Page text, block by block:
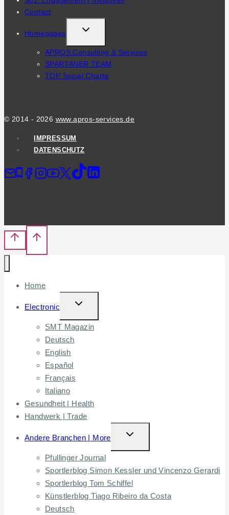
Contact
Homepages
TOGGLE
CHILD
APROS Consulting & Services
SPARTANER TEAM
TOP Sozial Charta
© 2014 - 2026 www.apros-services.de
IMPRESSUM
DATENSCHUTZ
Home
Electronic
TOGGLE
CHILD
MENU
SMT Magazin
Deutsch
English
Español
Français
Italiano
Gesundheit | Health
Handwerk | Trade
Andere Branchen | More
TOGGLE
CHILD
Pfullinger Journal
Sportlerblog Simon Kessler und Vincenzo Gerardi
Sportlerblog Tom Schiffel
Künstlerblog Tiago Ribeiro da Costa
Deutsch